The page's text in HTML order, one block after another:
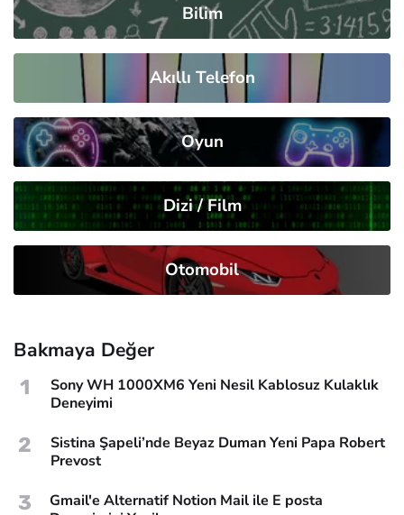
Bilim
Akıllı Telefon
Oyun
Dizi / Film
Otomobil
Bakmaya Değer
1
Sony WH 1000XM6 Yeni Nesil Kablosuz Kulaklık
Deneyimi
2
Sistina Şapeli’nde Beyaz Duman Yeni Papa Robert
Prevost
3
Gmail'e Alternatif Notion Mail ile E posta